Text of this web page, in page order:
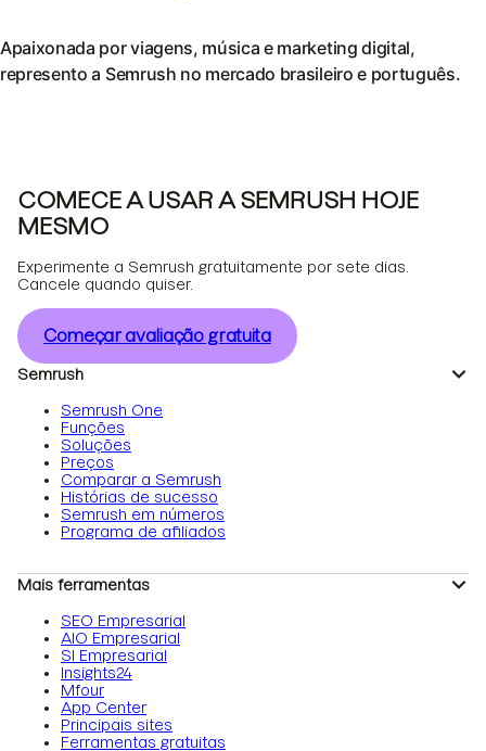
Apaixonada por viagens, música e marketing digital,
represento a Semrush no mercado brasileiro e português.
COMECE A USAR A SEMRUSH HOJE
MESMO
Experimente a Semrush gratuitamente por sete dias.
Cancele quando quiser.
Começar avaliação gratuita
Semrush
Semrush One
Funções
Soluções
Preços
Comparar a Semrush
Histórias de sucesso
Semrush em números
Programa de afiliados
Mais ferramentas
SEO Empresarial
AIO Empresarial
SI Empresarial
Insights24
Mfour
App Center
Principais sites
Ferramentas gratuitas